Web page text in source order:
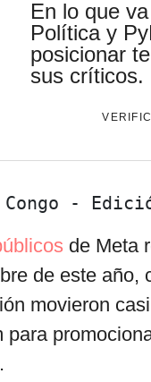
por
En lo que
Política y
posicionar
sus críticos.
-
de Meta
de este año,
movieron
para